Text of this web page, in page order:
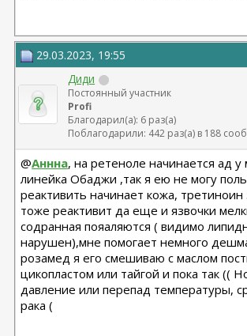
29.03.2023, 19:55
Диди
Постоянный участник
Profi
Благодарил(а): 6 раз(а)
Поблагодарили: 442 раз(а) в 188
@Аннна, на ретеноле начинается ад
линейка Обаджи ,так я ею не могу
реактивить начинает кожа, третиноин
тоже реактивит да еще и язвочки
содранная пояаляются ( видимо
нарушен),мне помогает немного
розамед я его смешиваю с маслом
цикопластом или тайгой и пока так ((
давление или перепад температуры,
рака (